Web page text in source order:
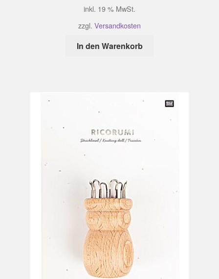
inkl. 19 % MwSt.
zzgl. Versandkosten
In den Warenkorb